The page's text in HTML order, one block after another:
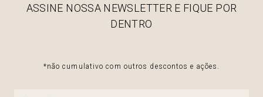
ASSINE NOSSA NEWSLETTER E FIQUE POR
DENTRO
*não cumulativo com outros descontos e ações.